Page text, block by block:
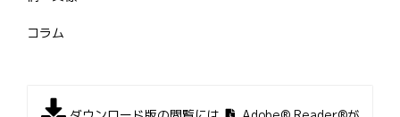
コラム